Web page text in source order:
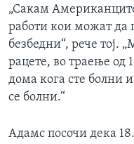
„Сакам
работи кои можат да
безбедни“, рече тој.
рацете, во траење од
дома кога сте болни
се болни.“
Адамс посочи дека